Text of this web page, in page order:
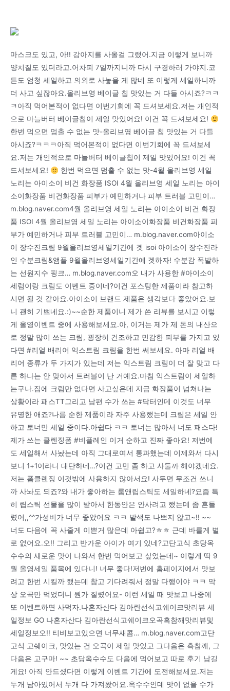
마스크도 있고, 아!! 강아지를 사올걸 그랬어.지금 이렇게 보니까
양치질도 있더라고.어차피 7일까지니까 다시 구경하러 가야지.코
튼도 엄청 세일하고 의외로 사놓을 게 많네 또 이렇게 세일하니까
더 사고 싶잖아요.올리브영 베이글 칩 맛있는 거 다들 아시죠?ㅋㅋ
ㅋ아직 먹어본적이 없다면 이번기회에 꼭 드셔보세요.저는 개인적
으로 마늘버터 베이글칩이 제일 맛있어요! 이건 꼭 드셔보세요!
한번 먹으면 멈출 수 없는 맛-올리브영 베이글 칩 맛있는 거 다들
아시죠?ㅋㅋㅋ아직 먹어본적이 없다면 이번기회에 꼭 드셔보세
요.저는 개인적으로 마늘버터 베이글칩이 제일 맛있어요! 이건 꼭
드셔보세요!
한번 먹으면 멈출 수 없는 맛-4월 올리브영 세일
노리는 아이소이 비건 화장품 ISOI 4월 올리브영 세일 노리는 아이
소이화장품 비건화장품 피부가 예민하거나 피부 트러블 고민이…
m.blog.naver.com4월 올리브영 세일 노리는 아이소이 비건 화장
품 ISOI 4월 올리브영 세일 노리는 아이소이화장품 비건화장품 피
부가 예민하거나 피부 트러블 고민이… m.blog.naver.com아이소
이 장수진크림 9월올리브영세일기간에 겟 isoi 아이소이 장수진라
인 수분크림&앰플 9월올리브영세일기간에 겟하자! 수분감 폭발하
는 선원지수 핑크… m.blog.naver.com오 내가 사용한 #아이소이
세럼이랑 크림도 이벤트 중이네?이건 포스팅한 제품이라 참고하
시면 될 것 같아요.아이소이 브랜드 제품은 생각보다 좋았어요.보
니 괜히 기쁘네요.:)~~순한 제품이니 제가 쓴 리뷰를 보시고 이렇
게 올영이벤트 중에 사용해보세요.아, 이거는 제가 제 돈의 내산으
로 정말 많이 쓰는 크림, 굉장히 건조하고 민감한 피부를 가지고 있
다면 #리얼 배리어 익스트림 크림을 한번 써보세요. 아마 리얼 배
리어 종류가 두 가지가 있는데 저는 익스트림 크림이 더 잘 맞고 다
른 하나는 안 맞아서 트러블이 난 거예요.마침 익스트림이 세일하
는구나.집에 크림만 없다면 사고싶은데 지금 화장품이 넘쳐나는
상황이라 패스TT그리고 남편 수가 쓰는 #닥터인데 이것도 너무
유명한 애죠?나름 순한 제품이라 자주 사용했는데 크림은 세일 안
하고 토너만 세일 중이다.아쉽다 ㅋㅋ 토너는 많아서 너도 패스다!
제가 쓰는 클렌징폼 #비플레인 이거 순하고 진짜 좋아요! 저번에
도 세일해서 사놨는데 아직 그대로여서 통과했는데 이제와서 다시
보니 1+1이라니 대단하네…?이건 고민 좀 하고 사둘까 해야겠네요.
저는 폼클렌징 이것밖에 사용하지 않아서요! 사두면 무조건 쓰니
까 사놔도 되죠?와 내가 좋아하는 룸앤립스틱도 세일하네?요즘 특
히 립스틱 선물을 많이 받아서 한동안은 안사려고 했는데 좀 흔들
렸어,,^^가성비가 너무 좋았어요 ㅋㅋ 발색도 나쁘지 않고~!! ~~
너도 다음에 꼭 사줄게 이쁜거 많은데 아쉽고?ㅎㅎ 근데 바를게 별
로 없어요.오!! 그리고 반가운 아이가 여기 있네?고단고식 초당옥
수수의 새로운 맛이 나와서 한번 먹어보고 싶었는데~ 이렇게 딱 9
월 올영세일 품목에 있다니! 너무 좋다!저번에 홈페이지에서 맛보
려고 한번 시킬까 했는데 참고 기다려줘서 정말 다행이야 ㅋㅋ 막
상 오곡만 먹었더니 뭔가 질렸어요- 이런 세일 때 맛보고 나중에
또 이벤트하면 사먹자.나혼자산다 김아란선식고쉐이크맛리뷰 세
일정보 GO 나혼자산다 김아란선식고쉐이크오곡흑참깨맛리뷰및
세일정보오!! 티비보고있으면 너무새콤… m.blog.naver.com고단
고식 고쉐이크, 맛있는 건 오곡이 제일 맛있고 그다음은 흑참깨, 그
다음은 고구마! ~~ 초당옥수수도 다음에 먹어보고 따로 후기 남길
게요! 아직 안드셨다면 이렇게 이벤트 기간에 도전해보세요.저는
두개 남아있어서 두개 다 가져왔어요.옥수수인데 맛이 없을 수가